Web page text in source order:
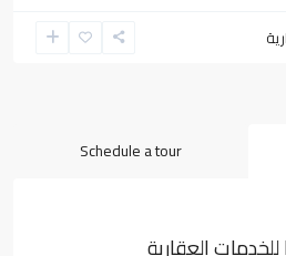
Schedule a tour
العقارية